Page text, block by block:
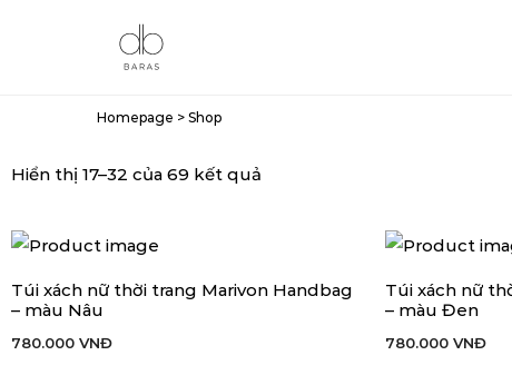
Homepage > Shop
Hiển thị 17–32 của 69 kết quả
THÊM VÀO GIỎ HÀNG
Túi xách nữ thời trang Marivon Handbag
– màu Nâu
780.000 VNĐ
THÊM VÀO GIỎ
Túi xách nữ
– màu Đen
780.000 VNĐ